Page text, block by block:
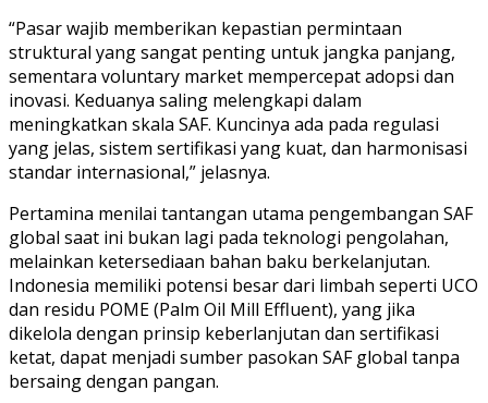
“Pasar wajib memberikan kepastian permintaan
struktural yang sangat penting untuk jangka panjang,
sementara voluntary market mempercepat adopsi dan
inovasi. Keduanya saling melengkapi dalam
meningkatkan skala SAF. Kuncinya ada pada regulasi
yang jelas, sistem sertifikasi yang kuat, dan harmonisasi
standar internasional,” jelasnya.
Pertamina menilai tantangan utama pengembangan SAF
global saat ini bukan lagi pada teknologi pengolahan,
melainkan ketersediaan bahan baku berkelanjutan.
Indonesia memiliki potensi besar dari limbah seperti UCO
dan residu POME (Palm Oil Mill Effluent), yang jika
dikelola dengan prinsip keberlanjutan dan sertifikasi
ketat, dapat menjadi sumber pasokan SAF global tanpa
bersaing dengan pangan.